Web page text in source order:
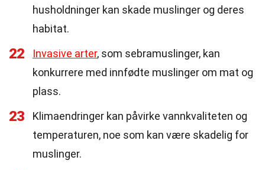
husholdninger kan skade muslinger og deres
habitat.
22 Invasive arter, som sebramuslinger, kan
konkurrere med innfødte muslinger om mat og
plass.
23
Klimaendringer kan påvirke vannkvaliteten og
temperaturen, noe som kan være skadelig for
muslinger.